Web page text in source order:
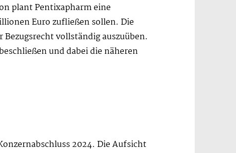
plant Pentixapharm eine
Euro zufließen sollen. Die
vollständig auszuüben.
und dabei die näheren
2024. Die Aufsicht